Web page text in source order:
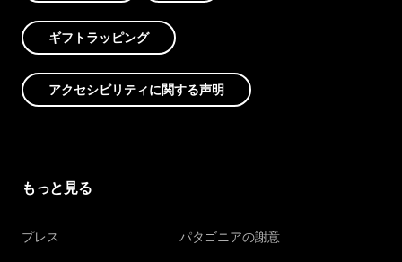
ギフトラッピング
アクセシビリティに関する声明
もっと見る
プレス パタゴニアの謝意